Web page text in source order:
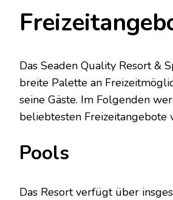
Das Seaden Quality Resort &
breite Palette an
seine Gäste. Im Folgenden
beliebtesten Freizeitangebote
Pools
Das Resort verfügt über